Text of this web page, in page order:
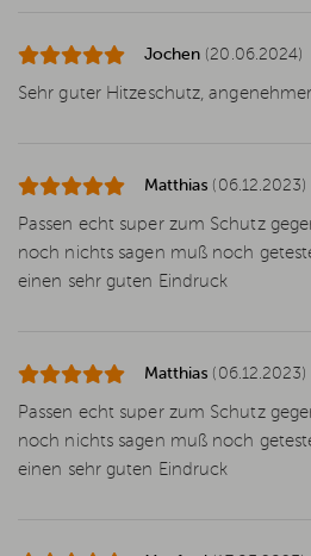
Jochen (20.06.2024)
Sehr guter Hitzeschutz,
Matthias (06.12.2023)
Passen echt super zum Schutz
noch nichts sagen muß noch
einen sehr guten Eindruck
Matthias (06.12.2023)
Passen echt super zum Schutz
noch nichts sagen muß noch
einen sehr guten Eindruck